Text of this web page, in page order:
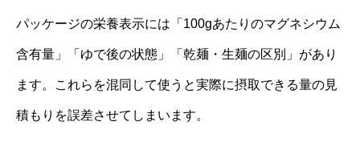
パッケージの栄養表示には「100gあたりのマグネシウム
含有量」「ゆで後の状態」「乾麺・生麺の区別」があり
ます。これらを混同して使うと実際に摂取できる量の見
積もりを誤差させてしまいます。